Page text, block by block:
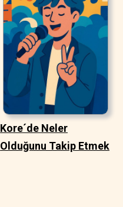
Kore´de Neler
Olduğunu Takip Etmek